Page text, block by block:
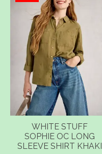
WHITE STUFF
SOPHIE OC LONG
SLEEVE SHIRT KHAKI